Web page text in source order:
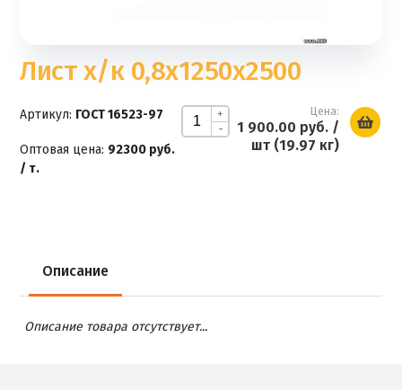
Лист х/к 0,8х1250х2500
+
-
Цена:
1 900.00 руб./
шт (19.97 кг)
Артикул: ГОСТ 16523-97
Оптовая цена: 92300 руб.
/ т.
Описание
Описание товара отсутствует...